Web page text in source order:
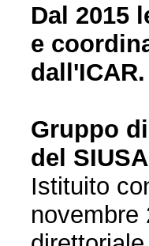
Dal 2015
e
dall'ICAR.
Gruppo
del SIUSA
Istituito
novembre